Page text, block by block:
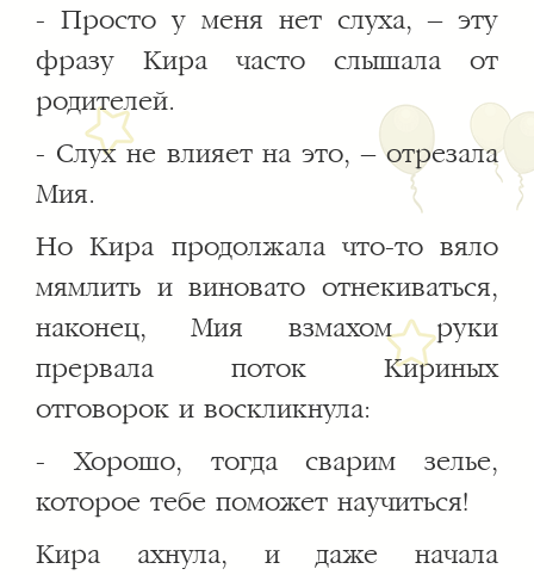
- Просто у меня нет слуха, – эту
фразу Кира часто слышала от
родителей.
- Слух не влияет на это, – отрезала
Мия.
Но Кира продолжала что-то вяло
мямлить и виновато отнекиваться,
наконец, Мия взмахом руки
прервала поток Кириных
отговорок и воскликнула:
- Хорошо, тогда сварим зелье,
которое тебе поможет научиться!
Кира ахнула, и даже начала